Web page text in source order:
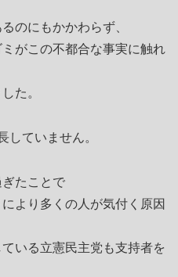
のにもかかわらず、
がこの不都合な事実に触れ
た。
していません。
たことで
より多くの人が気付く原因
いる立憲民主党も支持者を